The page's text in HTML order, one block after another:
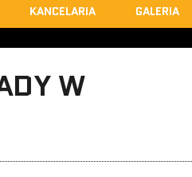
KANCELARIA GALERIA
W